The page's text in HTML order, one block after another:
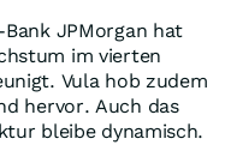
JPMorgan hat
im vierten
Vula hob zudem
hervor. Auch das
bleibe dynamisch.